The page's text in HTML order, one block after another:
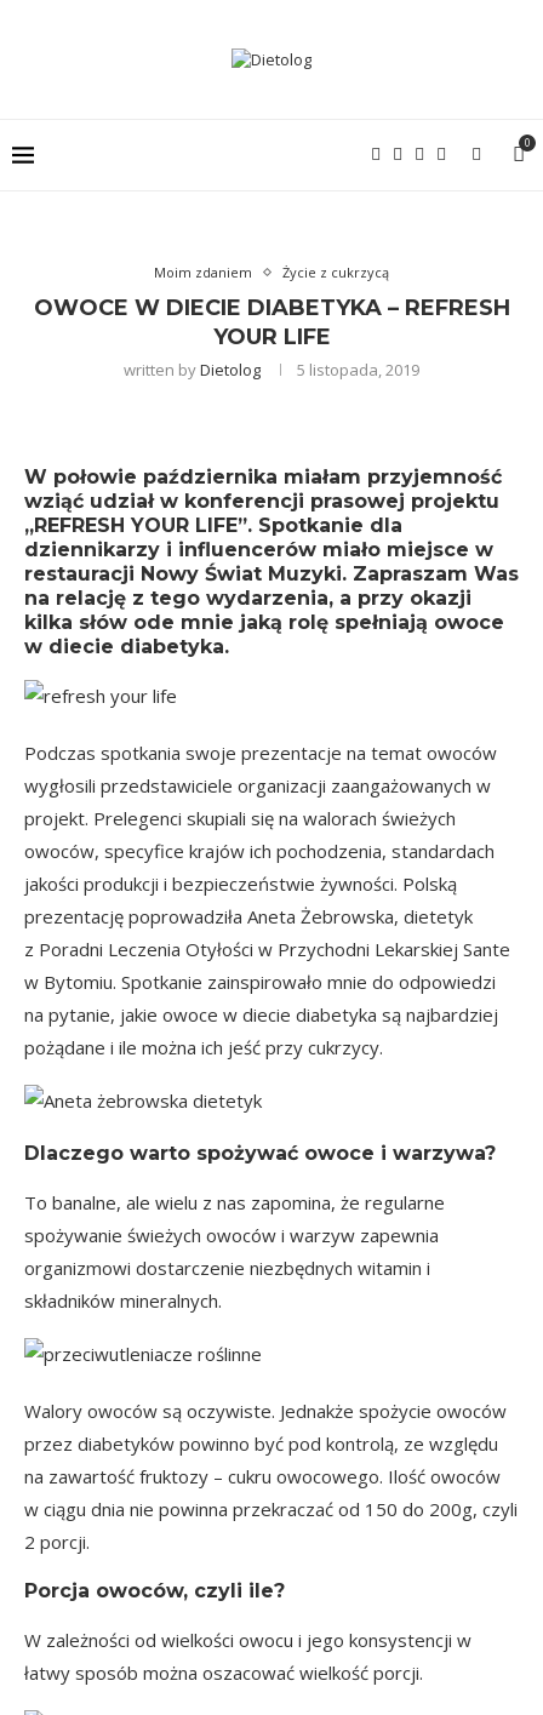
0
Moim zdaniem Życie z cukrzycą
OWOCE W DIECIE DIABETYKA – REFRESH
YOUR LIFE
written byDietolog 5 listopada, 2019
W połowie października miałam przyjemność
wziąć udział w konferencji prasowej projektu
„REFRESH YOUR LIFE”. Spotkanie dla
dziennikarzy i influencerów miało miejsce w
restauracji Nowy Świat Muzyki. Zapraszam Was
na relację z tego wydarzenia, a przy okazji
kilka słów ode mnie jaką rolę spełniają owoce
w diecie diabetyka.
Podczas spotkania swoje prezentacje na temat owoców
wygłosili przedstawiciele organizacji zaangażowanych w
projekt. Prelegenci skupiali się na walorach świeżych
owoców, specyfice krajów ich pochodzenia, standardach
jakości produkcji i bezpieczeństwie żywności. Polską
prezentację poprowadziła Aneta Żebrowska, dietetyk
z Poradni Leczenia Otyłości w Przychodni Lekarskiej Sante
w Bytomiu. Spotkanie zainspirowało mnie do odpowiedzi
na pytanie, jakie owoce w diecie diabetyka są najbardziej
pożądane i ile można ich jeść przy cukrzycy.
Dlaczego warto spożywać owoce i warzywa?
To banalne, ale wielu z nas zapomina, że regularne
spożywanie świeżych owoców i warzyw zapewnia
organizmowi dostarczenie niezbędnych witamin i
składników mineralnych.
Walory owoców są oczywiste. Jednakże spożycie owoców
przez diabetyków powinno być pod kontrolą, ze względu
na zawartość fruktozy – cukru owocowego. Ilość owoców
w ciągu dnia nie powinna przekraczać od 150 do 200g, czyli
2 porcji.
Porcja owoców, czyli ile?
W zależności od wielkości owocu i jego konsystencji w
łatwy sposób można oszacować wielkość porcji.